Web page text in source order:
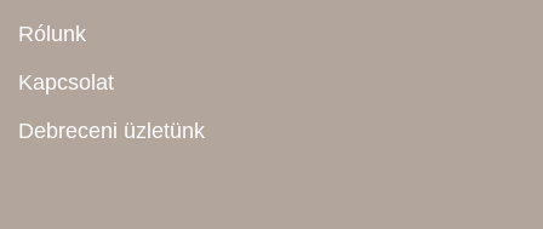
Rólunk
Kapcsolat
Debreceni üzletünk